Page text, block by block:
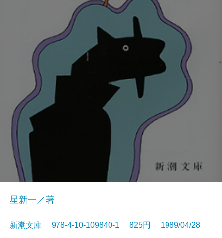
星新一／著
新潮文庫 978-4-10-109840-1 825円 1989/04/28